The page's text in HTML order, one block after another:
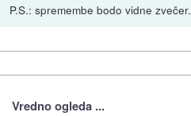
P.S.: spremembe bodo vidne zvečer.
Vredno ogleda ...